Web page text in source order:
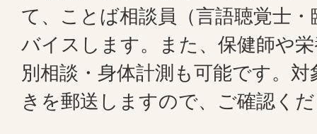
て、ことば相談員（言語聴覚士
バイスします。また、保健師や
別相談・身体計測も可能です。
きを郵送しますので、ご確認く